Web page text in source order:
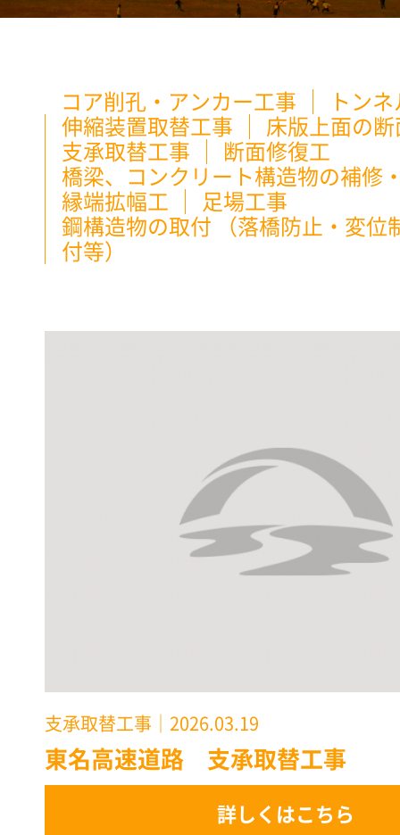
コア削孔・アンカー工事
トン
伸縮装置取替工事
床版上面の
支承取替工事
断面修復工
橋梁、コンクリート構造物の補修
縁端拡幅工
足場工事
鋼構造物の取付 （落橋防止・変位
付等）
支承取替工事 ｜2026.03.19
東名高速道路 支承取替工事
詳しくはこちら